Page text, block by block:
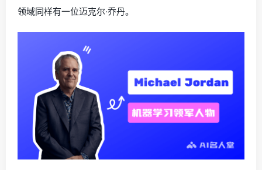
领域同样有一位迈克尔·乔丹。